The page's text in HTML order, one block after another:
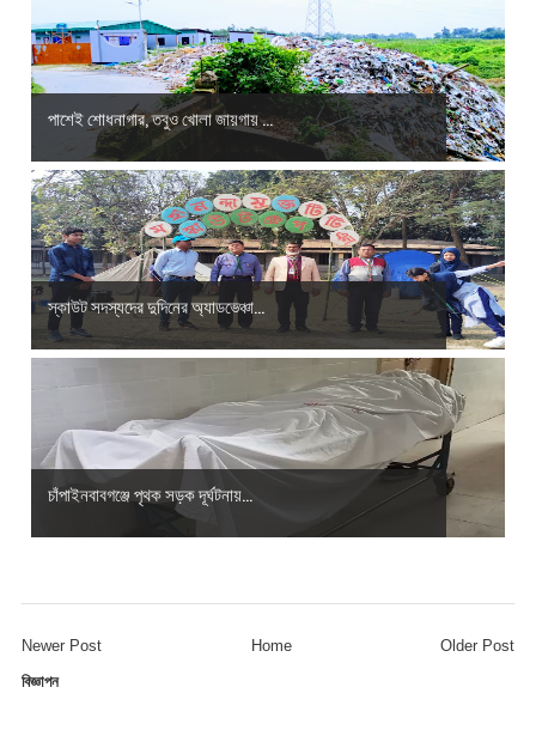
পাশেই শোধনাগার, তবুও খোলা জায়গায় ...
স্কাউট সদস্যদের দুদিনের অ্যাডভেঞ্চা...
চাঁপাইনবাবগঞ্জে পৃথক সড়ক দূর্ঘটনায়...
Newer Post Older Post
Home
বিজ্ঞাপন